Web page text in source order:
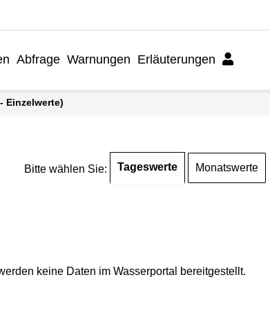
Abfrage Warnungen Erläuterungen
Einzelwerte)
Bitte wählen Sie: Tageswerte Monatswerte
keine Daten im Wasserportal bereitgestellt.